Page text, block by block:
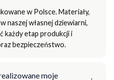
w Polsce. Materiały,
naszej własnej dziewiarni,
każdy etap produkcji i
bezpieczeństwo.
moje